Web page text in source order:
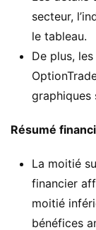
secteur,
le tableau.
De plus,
graphiques
Résumé
La moitié
financier
moitié
bénéfices